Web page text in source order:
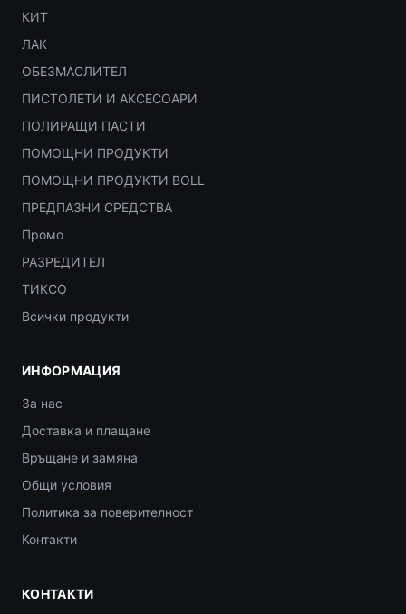
КИТ
ЛАК
ОБЕЗМАСЛИТЕЛ
ПИСТОЛЕТИ И АКСЕСОАРИ
ПОЛИРАЩИ ПАСТИ
ПОМОЩНИ ПРОДУКТИ
ПОМОЩНИ ПРОДУКТИ BOLL
ПРЕДПАЗНИ СРЕДСТВА
Промо
РАЗРЕДИТЕЛ
ТИКСО
Всички продукти
ИНФОРМАЦИЯ
За нас
Доставка и плащане
Връщане и замяна
Общи условия
Политика за поверителност
Контакти
КОНТАКТИ